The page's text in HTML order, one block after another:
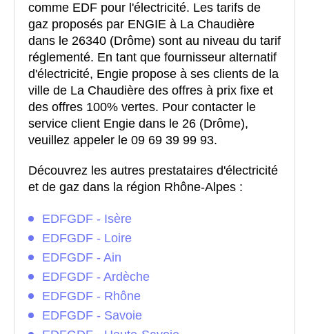
comme EDF pour l'électricité. Les tarifs de
gaz proposés par ENGIE à La Chaudière
dans le 26340 (Drôme) sont au niveau du tarif
réglementé. En tant que fournisseur alternatif
d'électricité, Engie propose à ses clients de la
ville de La Chaudière des offres à prix fixe et
des offres 100% vertes. Pour contacter le
service client Engie dans le 26 (Drôme),
veuillez appeler le 09 69 39 99 93.
Découvrez les autres prestataires d'électricité
et de gaz dans la région Rhône-Alpes :
EDFGDF - Isère
EDFGDF - Loire
EDFGDF - Ain
EDFGDF - Ardèche
EDFGDF - Rhône
EDFGDF - Savoie